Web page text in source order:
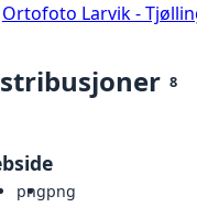
Ortofoto Larvik -
8
pngpng